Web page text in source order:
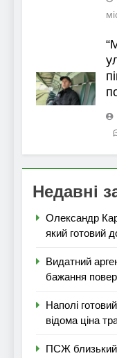
Недавні
Олександр
який готовий
Видатний
бажання
Наполі
відома ціна
ПСЖ близький